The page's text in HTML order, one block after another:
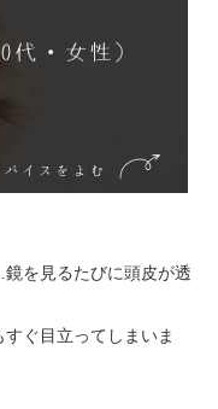
を見るたびに頭皮が透
ぐ目立ってしまいま